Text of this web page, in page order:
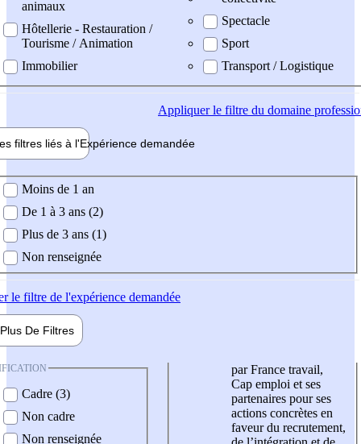
animaux
Hôtellerie - Restauration /
Tourisme / Animation
Immobilier
Spectacle
Sport
Transport / Logistique
Appliquerle filtre du domaine
filtres liés à l'Expérience demandée
demandée
Moins de 1 an
De 1 à 3 ans (2)
Plus de 3 ans (1)
Non renseignée
le filtre de l'expérience demandée
Plus De Filtres
Cadre (3)
Non cadre
Non renseignée
par France travail,
Cap emploi et ses
partenaires pour ses
actions concrètes en
faveur du recrutement,